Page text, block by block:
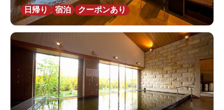
日帰り
宿泊 クーポンあり